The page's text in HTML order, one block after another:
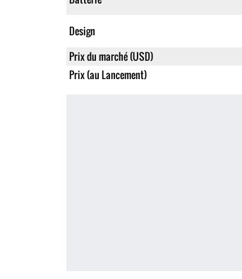
Design
Prix du marché (USD)
Prix (au Lancement)